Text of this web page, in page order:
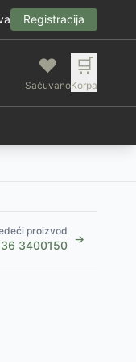
Registracija
❤️
Sačuvano
🛒
Korpa
proizvod
3400150 →